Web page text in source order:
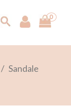
0
Sandale